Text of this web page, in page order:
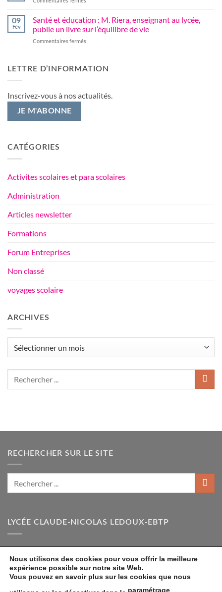
en
chez
COLAS
rendez-
visio
pour
à
Portes
Ouvertes
du
samedi
2026
09
Fév
Santé et éducation : M. Riera, enseignant au lycée,
publie un livre sur l’équilibre de vie
Commentaires fermés
éducation
enseignant
vie
LETTRE D’INFORMATION
Inscrivez-vous à nos actualités.
JE M'ABONNE
CATÉGORIES
Activites scolaires et para scolaires
Administration
Articles newsletter
Formations
Forum Entreprises
Non classé
voyages scolaire
ARCHIVES
RECHERCHER SUR LE SITE
LYCÉE CLAUDE-NICOLAS LEDOUX-EBTP
30-32 rue de la Paix 94307 Vincennes
: 01.48.08.11.21
Nous utilisons des cookies pour vous offrir la meilleure
expérience possible sur notre site Web.
Vous pouvez en savoir plus sur les cookies que nous
paramétrage